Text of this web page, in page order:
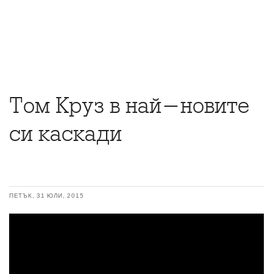
Том Круз в най-новите
си каскади
ПЕТЪК, 31 ЮЛИ, 2015